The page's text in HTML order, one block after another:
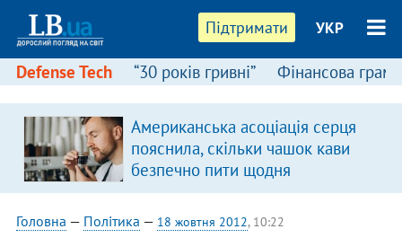
Підтримати УКР
Defense Tech “30 років гривні” Фінансова
Американська асоціація серця
пояснила, скільки чашок кави
безпечно пити щодня
Головна — Політика — 18 жовтня 2012, 10:22